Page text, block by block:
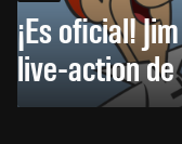
¡Es oficial!
live-action de